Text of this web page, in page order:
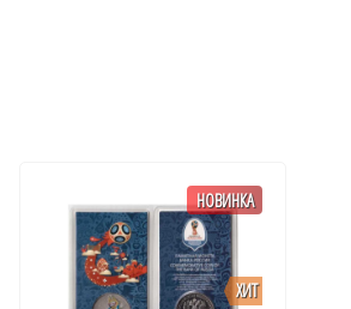
ХИТ
НОВИНКА